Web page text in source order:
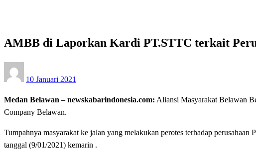
AMBB di Laporkan Kardi PT.STTC terkait
on
10 Januari 2021
Medan Belawan – newskabarindonesia.com: Aliansi Masyarakat Belawan
Company Belawan.
Tumpahnya masyarakat ke jalan yang melakukan perotes terhadap
tanggal (9/01/2021) kemarin .